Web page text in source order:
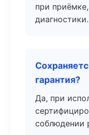
при
диагностики.
гарантия?
Да, при
соблюдении